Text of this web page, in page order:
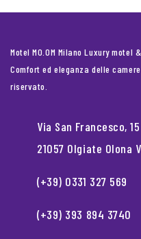
Motel MO.OM Milano Luxury
Comfort ed eleganza delle
riservato.
Via San Francesco, 15
21057 Olgiate Olona
(+39) 0331 327 569
(+39) 393 894 3740